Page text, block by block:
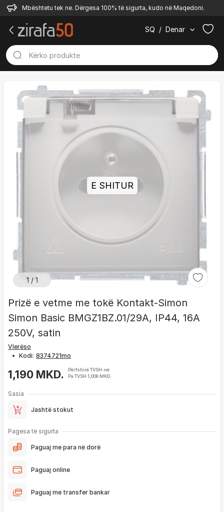
Mbështetu tek ne. Dërgesa 100% të sigurta, kudo në Maqedoni.
SQ / Denar
1 / 1
E SHITUR
Prizë e vetme me tokë Kontakt-Simon
Simon Basic BMGZ1BZ.01/29A, IP44, 16A
250V, satin
Vlerëso
• Kodi:
1,190 MKD.
Përfshirë TVSH-në
Pa TVSH 1,008 MKD.
Sasia
Jashtë stokut
Pagesa të sigurta
Paguaj me para në dorë
Paguaj online
Paguaj me transfer bankar